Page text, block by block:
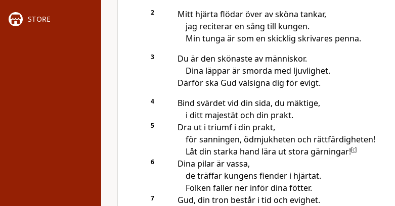
STORE
2
Mitt hjärta flödar över av sköna tankar,
jag reciterar en sång till kungen.
Min tunga är som en skicklig skrivares penna.
3
Du är den skönaste av människor.
Dina läppar är smorda med ljuvlighet.
Därför ska Gud välsigna dig för evigt.
4
Bind svärdet vid din sida, du mäktige,
i ditt majestät och din prakt.
5
Dra ut i triumf i din prakt,
för sanningen, ödmjukheten och rättfärdigheten!
Låt din starka hand lära ut stora gärningar![c]
6
Dina pilar är vassa,
de träffar kungens fiender i hjärtat.
Folken faller ner inför dina fötter.
7
Gud, din tron består i tid och evighet.